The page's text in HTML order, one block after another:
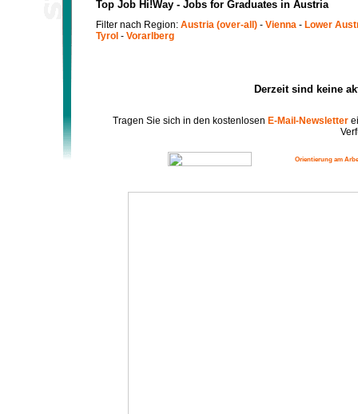
Top Job Hi!Way - Jobs for Graduates in Austria
Filter nach Region: Austria (over-all) - Vienna - Lower
Tyrol - Vorarlberg
Derzeit sind keine
Tragen Sie sich in den kostenlosen E-Mail-Newsletter
Orientierung am